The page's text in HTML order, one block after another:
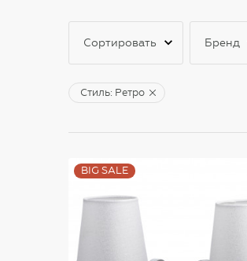
Сортировать Бренд
Стиль: Ретро
BIG SALE